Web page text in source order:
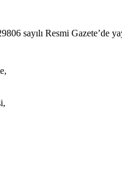
sayılı Resmi Gazete’de